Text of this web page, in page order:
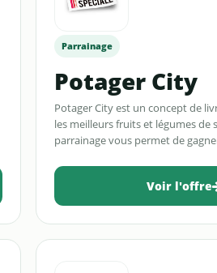
Parrainage
Potager City
Potager City est un concept de
les meilleurs fruits et légumes de
parrainage vous permet de
Voir l'offre